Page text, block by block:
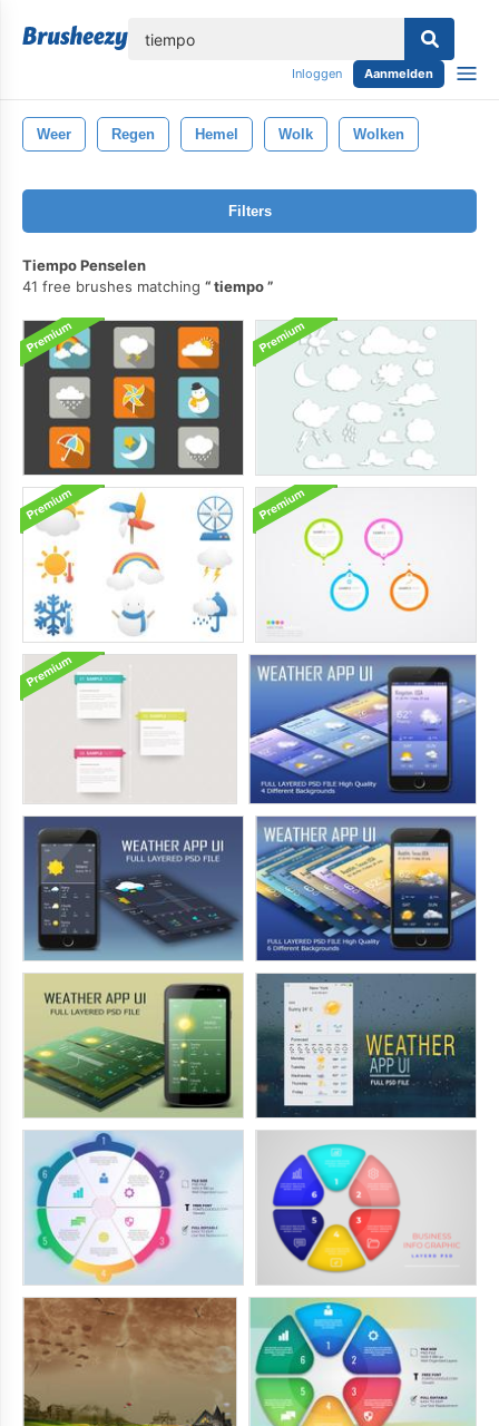
Inloggen Aanmelden
Weer Regen Hemel Wolk Wolken
Filters
Tiempo Penselen
41 free brushes matching
tiempo